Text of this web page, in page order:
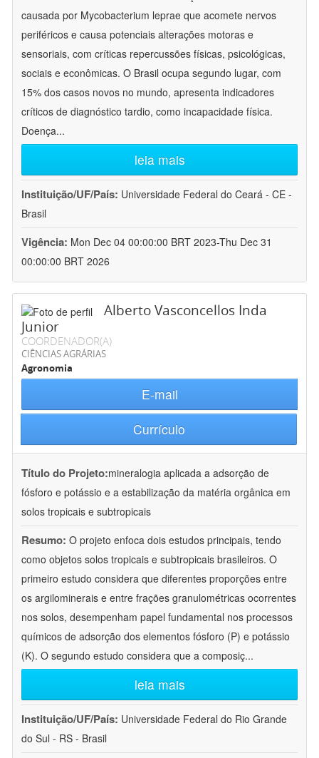
causada por Mycobacterium leprae que acomete nervos
periféricos e causa potenciais alterações motoras e
sensoriais, com críticas repercussões físicas, psicológicas,
sociais e econômicas. O Brasil ocupa segundo lugar, com
15% dos casos novos no mundo, apresenta indicadores
críticos de diagnóstico tardio, como incapacidade física.
Doença...
leia mais
Instituição/UF/País: Universidade Federal do Ceará - CE -
Brasil
Vigência: Mon Dec 04 00:00:00 BRT 2023-Thu Dec 31
00:00:00 BRT 2026
Alberto Vasconcellos Inda
Junior
COORDENADOR(A)
CIÊNCIAS AGRÁRIAS
Agronomia
E-mail
Currículo
Título do Projeto:mineralogia aplicada a adsorção de
fósforo e potássio e a estabilização da matéria orgânica em
solos tropicais e subtropicais
Resumo: O projeto enfoca dois estudos principais, tendo
como objetos solos tropicais e subtropicais brasileiros. O
primeiro estudo considera que diferentes proporções entre
os argilominerais e entre frações granulométricas ocorrentes
nos solos, desempenham papel fundamental nos processos
químicos de adsorção dos elementos fósforo (P) e potássio
(K). O segundo estudo considera que a composiç...
leia mais
Instituição/UF/País: Universidade Federal do Rio Grande
do Sul - RS - Brasil